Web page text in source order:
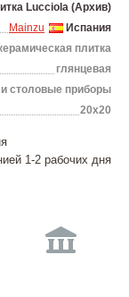
Lucciola (Архив)
Испания
Mainzu
плитка
глянцевая
и столовые приборы
20х20
1-2 рабочих дня